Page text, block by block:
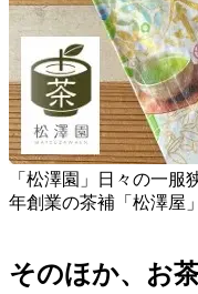
「松澤園」日々の一服
年創業の茶補「松澤屋」
そのほか、お